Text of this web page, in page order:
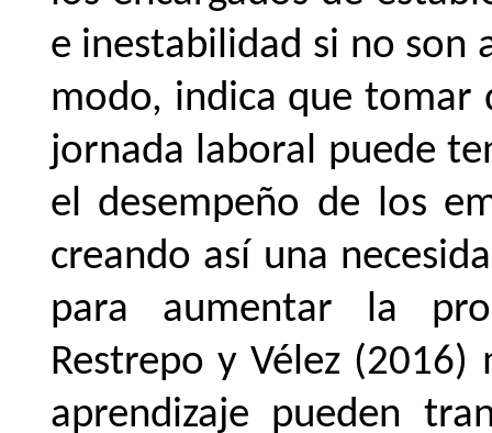
e inestabilidad si no son
modo, indica que tomar
jornada laboral puede
el desempeño de los
creando así una
para aumentar la
Restrepo y Vélez
aprendizaje pueden